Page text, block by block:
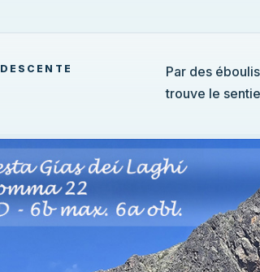
DESCENTE
Par des
trouve le